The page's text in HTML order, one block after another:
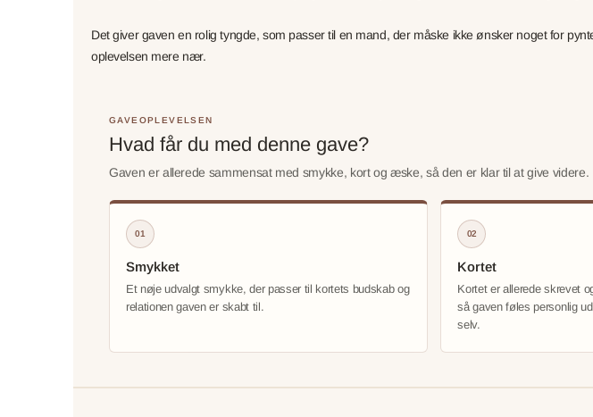
Det giver gaven en rolig tyngde, som passer til en mand, der måske ikke ønsker noget for
oplevelsen mere nær.
GAVEOPLEVELSEN
Hvad får du med denne gave?
Gaven er allerede sammensat med smykke, kort og æske, så den er klar til at give videre.
01
Smykket
Et nøje udvalgt smykke, der passer til kortets budskab og
relationen gaven er skabt til.
02
Kortet
Kortet er allerede skrevet
så gaven føles personlig
selv.